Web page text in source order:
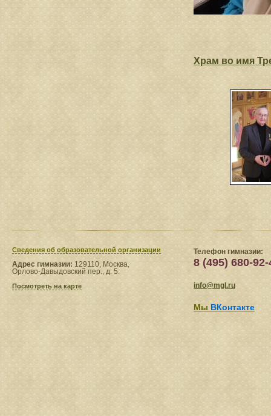
Храм во имя
Сведения​ об образовательной организации
Адрес гимназии: 129110, Москва,
Орлово-Давыдовский пер., д. 5.
Посмотреть на карте
Телефон гимназии:
8 (495) 680-92-
info@mgl.ru
Мы ВКонтакте